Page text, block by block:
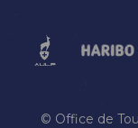
© Office de